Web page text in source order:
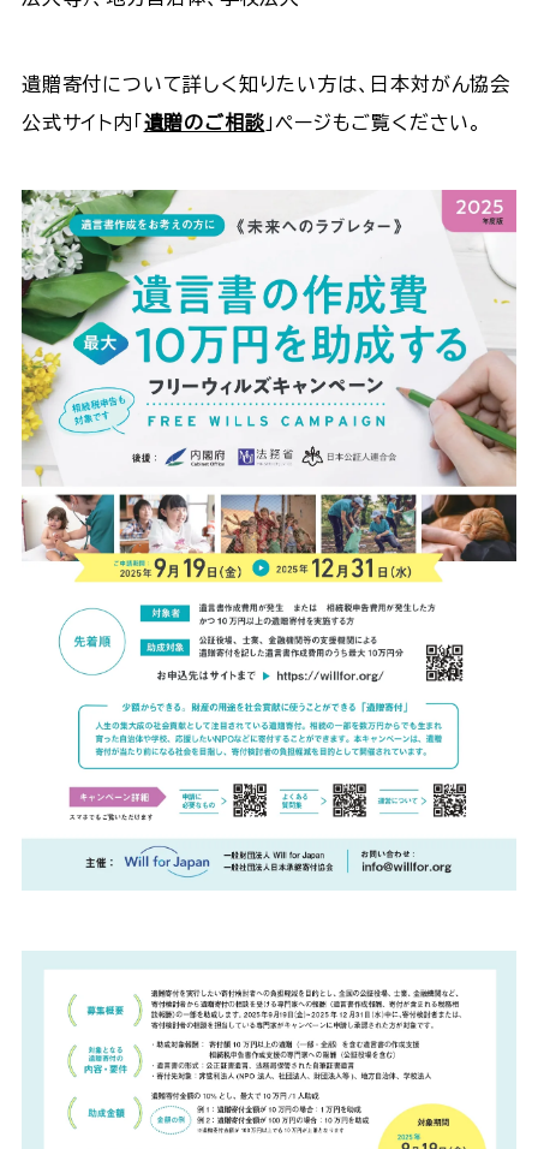
遺贈寄付について詳しく知りたい方は、日本対がん協会
公式サイト内「 遺贈のご相談 」ページもご覧ください。